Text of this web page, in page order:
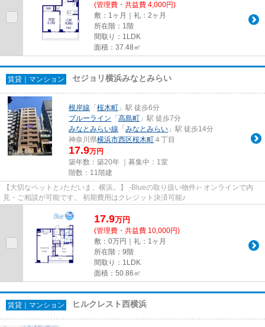
(管理費・共益費 4,000円)
敷：1ヶ月｜礼：2ヶ月
所在階：1階
間取り：1LDK
面積：37.48㎡
賃貸｜マンション セジョリ横浜みなとみらい
根岸線 「 桜木町 」駅 徒歩6分
ブルーライン 「 高島町 」駅 徒歩7分
みなとみらい線 「 みなとみらい 」駅 徒歩14分
神奈川県横浜市西区桜木町 ４丁目
17.9万円
築年数：築20年 ｜募集中： 1室
階数：11階建
【大切なペットと♪ただいま、横浜。】 -Blueの取り扱い物件♪- オンラインで内
見・ご相談が可能です。 初期費用はクレジット決済可能♪
17.9万円
(管理費・共益費 10,000円)
敷：0万円｜礼：1ヶ月
所在階：9階
間取り：1LDK
面積：50.86㎡
賃貸｜マンション ヒルクレスト西横浜